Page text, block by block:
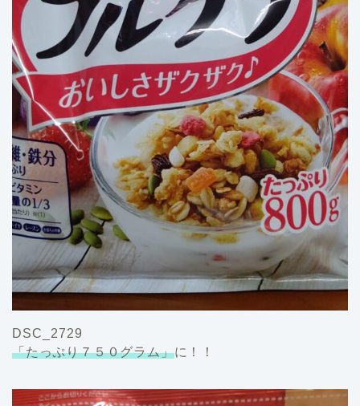
DSC_2729
「たっぷり７５０グラム」に！！